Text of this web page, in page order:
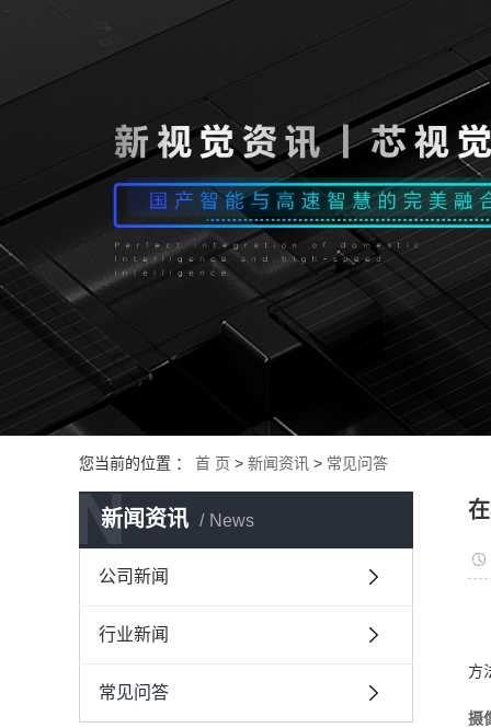
您当前的位置 ： 首 页 > 新闻资讯 > 常见问答
新闻资讯 News
N
公司新闻
行业新闻
常见问答
方
摄